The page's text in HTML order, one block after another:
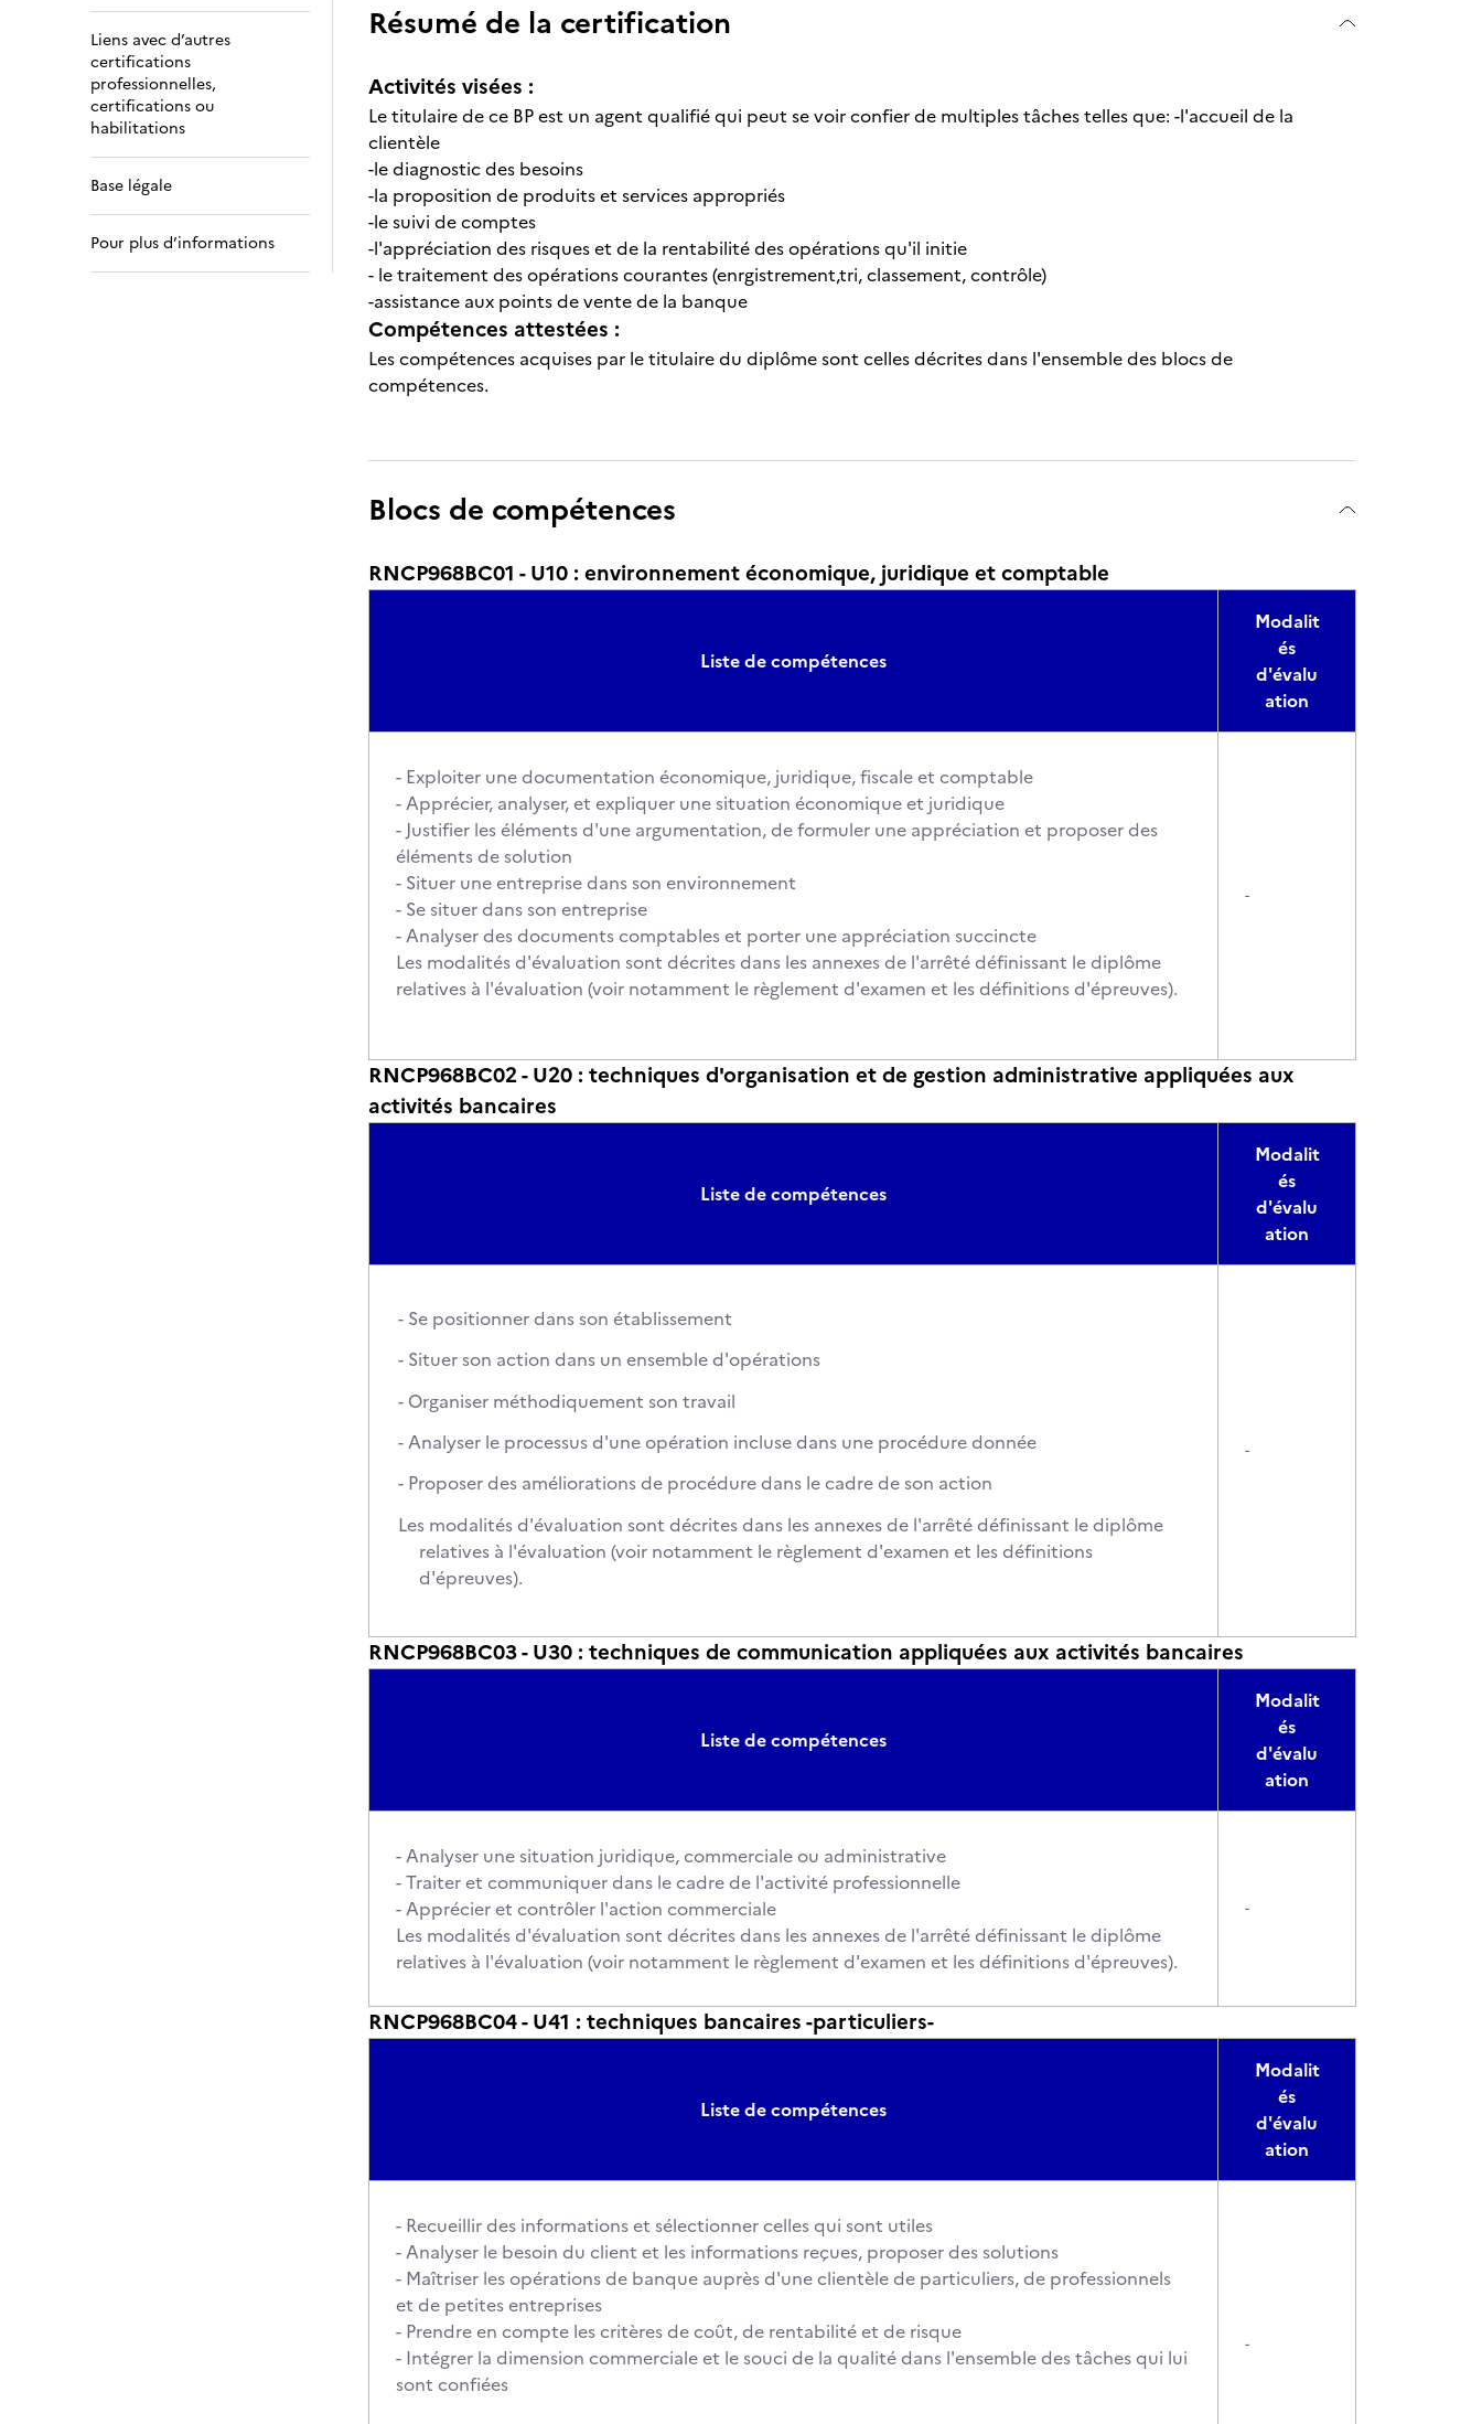
Liens avec d’autres
certifications
professionnelles,
certifications ou
habilitations
Base légale
Pour plus d’informations
Résumé de la certification
Activités visées :
Le titulaire de ce BP est un agent qualifié qui peut se voir confier de multiples tâches telles que: -l'accueil de la
clientèle
-le diagnostic des besoins
-la proposition de produits et services appropriés
-le suivi de comptes
-l'appréciation des risques et de la rentabilité des opérations qu'il initie
- le traitement des opérations courantes (enrgistrement,tri, classement, contrôle)
-assistance aux points de vente de la banque
Compétences attestées :
Les compétences acquises par le titulaire du diplôme sont celles décrites dans l'ensemble des blocs de
compétences.
Blocs de compétences
RNCP968BC01 - U10 : environnement économique, juridique et comptable
Liste de compétences
Modalit
és
d'évalu
ation
- Exploiter une documentation économique, juridique, fiscale et comptable
- Apprécier, analyser, et expliquer une situation économique et juridique
- Justifier les éléments d'une argumentation, de formuler une appréciation et proposer des
éléments de solution
- Situer une entreprise dans son environnement
- Se situer dans son entreprise
- Analyser des documents comptables et porter une appréciation succincte
Les modalités d'évaluation sont décrites dans les annexes de l'arrêté définissant le diplôme
relatives à l'évaluation (voir notamment le règlement d'examen et les définitions d'épreuves).
-
RNCP968BC02 - U20 : techniques d'organisation et de gestion administrative appliquées aux
activités bancaires
Liste de compétences
Modalit
és
d'évalu
ation
- Se positionner dans son établissement
- Situer son action dans un ensemble d'opérations
- Organiser méthodiquement son travail
- Analyser le processus d'une opération incluse dans une procédure donnée
- Proposer des améliorations de procédure dans le cadre de son action
Les modalités d'évaluation sont décrites dans les annexes de l'arrêté définissant le diplôme
relatives à l'évaluation (voir notamment le règlement d'examen et les définitions
d'épreuves).
-
RNCP968BC03 - U30 : techniques de communication appliquées aux activités bancaires
Liste de compétences
Modalit
és
d'évalu
ation
- Analyser une situation juridique, commerciale ou administrative
- Traiter et communiquer dans le cadre de l'activité professionnelle
- Apprécier et contrôler l'action commerciale
Les modalités d'évaluation sont décrites dans les annexes de l'arrêté définissant le diplôme
relatives à l'évaluation (voir notamment le règlement d'examen et les définitions d'épreuves).
-
RNCP968BC04 - U41 : techniques bancaires -particuliers-
Liste de compétences
Modalit
és
d'évalu
ation
- Recueillir des informations et sélectionner celles qui sont utiles
- Analyser le besoin du client et les informations reçues, proposer des solutions
- Maîtriser les opérations de banque auprès d'une clientèle de particuliers, de professionnels
et de petites entreprises
- Prendre en compte les critères de coût, de rentabilité et de risque
- Intégrer la dimension commerciale et le souci de la qualité dans l'ensemble des tâches qui lui
sont confiées
-